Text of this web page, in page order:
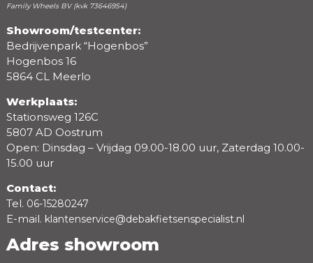
Beoordeling
Family Wheels BV (kvk 73646954)
Showroom/testcenter:
Bedrijvenpark “Hogenbos”
Hogenbos 16
5864 CL Meerlo
Werkplaats:
Stationsweg 126C
5807 AD Oostrum
Open: Dinsdag – Vrijdag 09.00-18.00 uur, Zaterdag 10.00-
15.00 uur
Contact:
Tel. 06-15280247
E-mail. klantenservice@debakfietsenspecialist.nl
Adres showroom